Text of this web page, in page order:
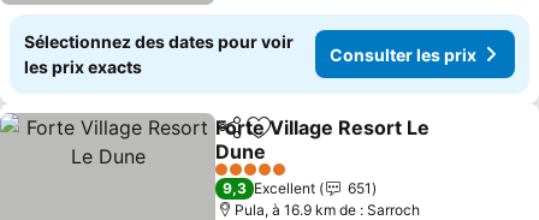
Sélectionnez des dates pour voir
les prix exacts
Consulter les prix
PartagerAjouter à mes favoris
Forte Village Resort Le
Dune
5 Étoiles
9,3 Excellent
651
Pula, à 16.9 km de : Sarroch